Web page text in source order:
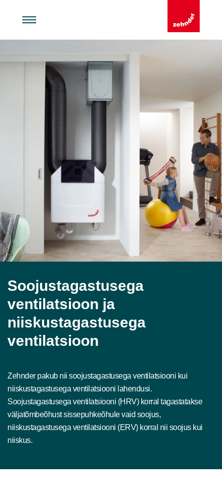
Soojustagastusega
ventilatsioon ja
niiskustagastusega
ventilatsioon
Zehnder pakub nii soojustagastusega ventilatsiooni kui
niiskustagastusega ventilatsiooni lahendusi.
Soojustagastusega ventilatsiooni (HRV) korral tagastatakse
väljatõmbeõhust sissepuhkeõhule vaid soojus,
niiskustagastusega ventilatsiooni (ERV) korral nii soojus kui
niiskus.